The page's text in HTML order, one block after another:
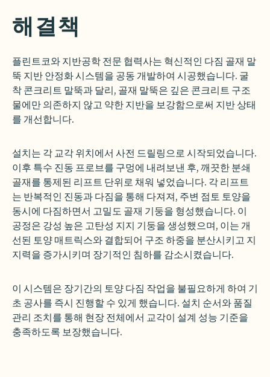
해결책
플린트코와 지반공학 전문 협력사는 혁신적인 다짐 골재 말
뚝 지반 안정화 시스템을 공동 개발하여 시공했습니다. 굴
착 콘크리트 말뚝과 달리, 골재 말뚝은 깊은 콘크리트 구조
물에만 의존하지 않고 약한 지반을 보강함으로써 지반 상태
를 개선합니다.
설치는 각 교각 위치에서 사전 드릴링으로 시작되었습니다.
이후 특수 진동 프로브를 구멍에 내려보낸 후, 깨끗한 분쇄
골재를 통제된 리프트 단위로 채워 넣었습니다. 각 리프트
는 반복적인 진동과 다짐을 통해 다져져, 주변 점토 토양을
동시에 다짐하면서 고밀도 골재 기둥을 형성했습니다. 이
공정은 강성 높은 고탄성 지지 기둥을 생성했으며, 이는 개
선된 토양 매트릭스와 결합되어 구조 하중을 분산시키고 지
지력을 증가시키며 장기적인 침하를 감소시켰습니다.
이 시스템은 장기간의 토양 다짐 작업을 불필요하게 하여 기
초 공사를 즉시 진행할 수 있게 했습니다. 설치 순서와 품질
관리 조치를 통해 현장 전체에서 교각이 설계 성능 기준을
충족하도록 보장했습니다.